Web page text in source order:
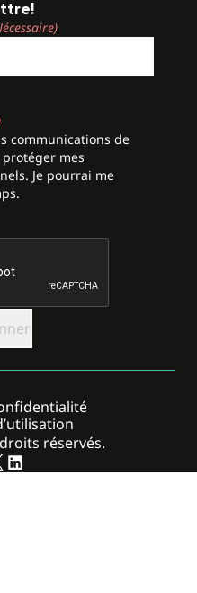
communications de
mes
Je pourrai me
réservés.